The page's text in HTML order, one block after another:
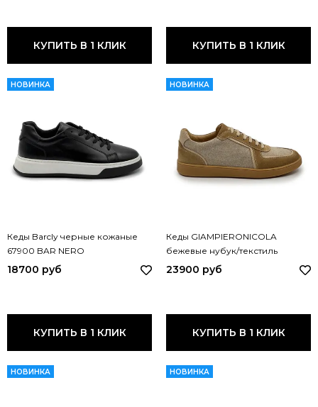
КУПИТЬ В 1 КЛИК КУПИТЬ В 1 КЛИК
НОВИНКА
Кеды Barcly черные кожаные
67900 BAR NERO
18700 руб
КУПИТЬ В 1 КЛИК
НОВИНКА
Кеды GIAMPIERONICOLA
бежевые нубук/текстиль
демисезонные W44559B GPN
23900 руб
КУПИТЬ В 1 КЛИК
НОВИНКА НОВИНКА